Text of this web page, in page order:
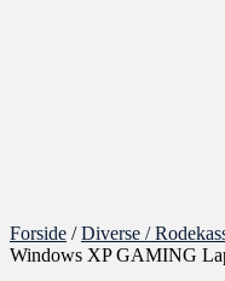
Forside /Diverse /
Windows XP GAMING